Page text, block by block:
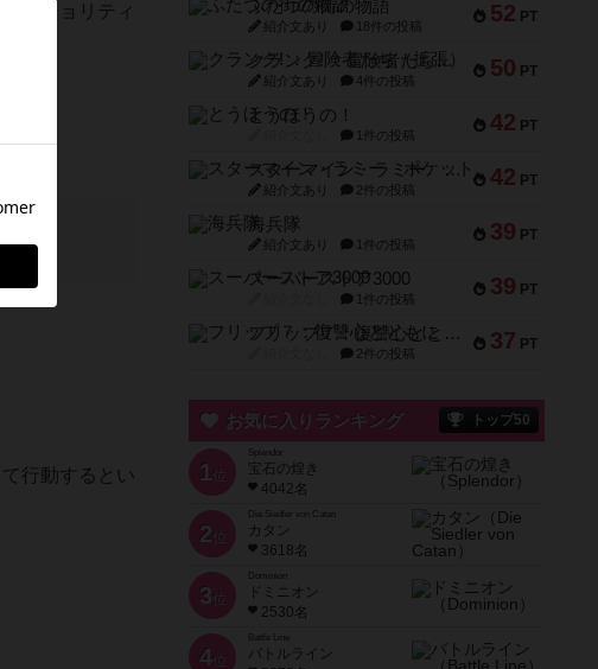
マジョリティ
行動するとい
52 PT
ふたつの街の物語
紹介文あり 18件の投稿
50 PT
クランク! ：冒険者たち（拡張）
紹介文あり 4件の投稿
42 PT
とうほうの！
1件の投稿
42 PT
スターマイン・ラミー ポケット
紹介文あり 2件の投稿
39 PT
海兵隊
紹介文あり 1件の投稿
39 PT
スーパーストア3000
1件の投稿
37 PT
フリップ７：復讐心とともに
2件の投稿
お気に入りランキング トップ50
1 位
宝石の煌き
4042名
2 位
Die Siedler von Catan
カタン
3618名
3 位
ドミニオン
2530名
4位
Battle Line
バトルライン